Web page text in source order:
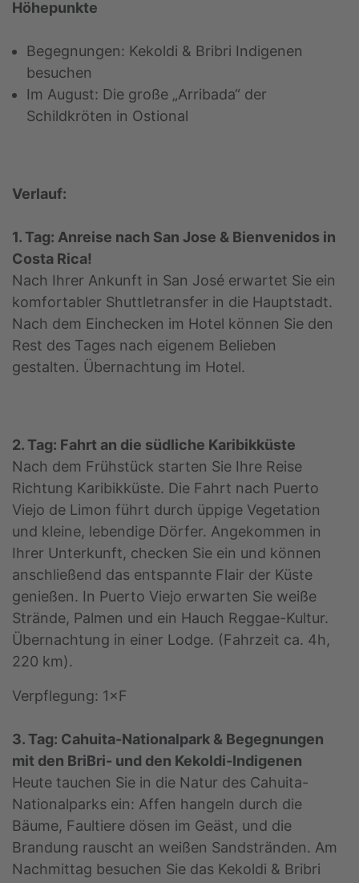
Höhepunkte
Begegnungen: Kekoldi & Bribri Indigenen
besuchen
Im August: Die große „Arribada“ der
Schildkröten in Ostional
Verlauf:
1. Tag: Anreise nach San Jose & Bienvenidos in
Costa Rica!
Nach Ihrer Ankunft in San José erwartet Sie ein
komfortabler Shuttletransfer in die Hauptstadt.
Nach dem Einchecken im Hotel können Sie den
Rest des Tages nach eigenem Belieben
gestalten. Übernachtung im Hotel.
2. Tag: Fahrt an die südliche Karibikküste
Nach dem Frühstück starten Sie Ihre Reise
Richtung Karibikküste. Die Fahrt nach Puerto
Viejo de Limon führt durch üppige Vegetation
und kleine, lebendige Dörfer. Angekommen in
Ihrer Unterkunft, checken Sie ein und können
anschließend das entspannte Flair der Küste
genießen. In Puerto Viejo erwarten Sie weiße
Strände, Palmen und ein Hauch Reggae-Kultur.
Übernachtung in einer Lodge. (Fahrzeit ca. 4h,
220 km).
Verpflegung: 1×F
3. Tag: Cahuita-Nationalpark & Begegnungen
mit den BriBri- und den Kekoldi-Indigenen
Heute tauchen Sie in die Natur des Cahuita-
Nationalparks ein: Affen hangeln durch die
Bäume, Faultiere dösen im Geäst, und die
Brandung rauscht an weißen Sandstränden. Am
Nachmittag besuchen Sie das Kekoldi & Bribri